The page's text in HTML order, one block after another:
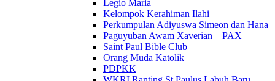
Legio Maria
Kelompok Kerahiman Ilahi
Perkumpulan Adiyuswa Simeon dan Hana
Paguyuban Awam Xaverian – PAX
Saint Paul Bible Club
Orang Muda Katolik
PDPKK